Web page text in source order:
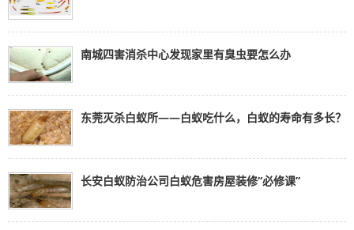
南城四害消杀中心发现家里有臭虫要怎么办
东莞灭杀白蚁所——白蚁吃什么，白蚁的寿命有多长？
长安白蚁防治公司白蚁危害房屋装修“必修课”